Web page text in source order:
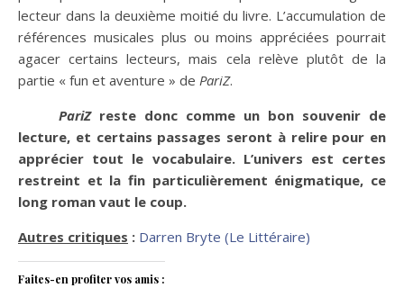
lecteur dans la deuxième moitié du livre. L’accumulation de
références musicales plus ou moins appréciées pourrait
agacer certains lecteurs, mais cela relève plutôt de la
partie « fun et aventure » de PariZ.
PariZreste donc comme un bon souvenir de
lecture, et certains passages seront à relire pour en
apprécier tout le vocabulaire. L’univers est certes
restreint et la fin particulièrement énigmatique, ce
long roman vaut le coup.
Autres critiques : Darren Bryte (Le Littéraire)
Faites-en profiter vos amis :